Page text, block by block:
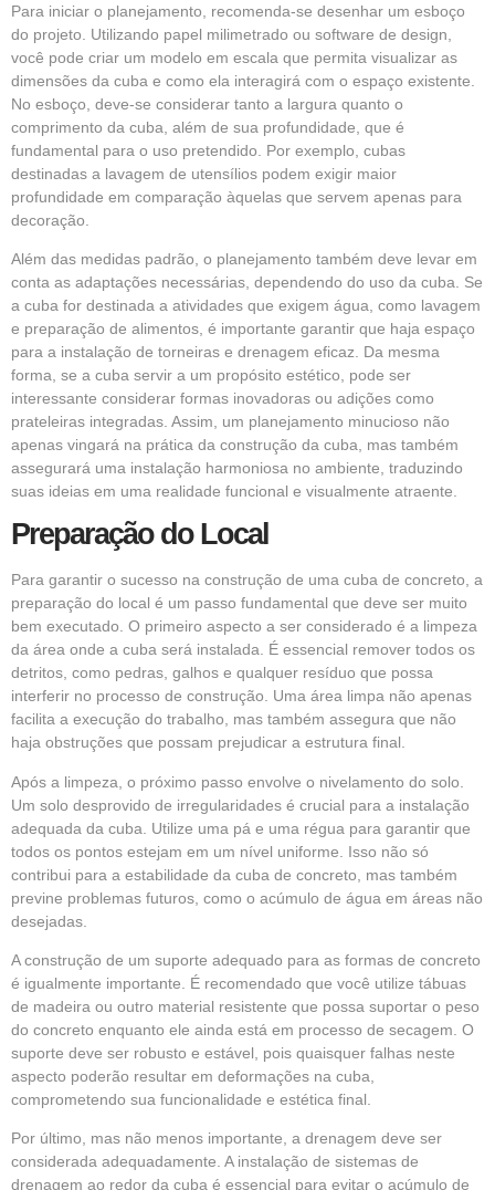
Para iniciar o planejamento, recomenda-se desenhar um esboço
do projeto. Utilizando papel milimetrado ou software de design,
você pode criar um modelo em escala que permita visualizar as
dimensões da cuba e como ela interagirá com o espaço existente.
No esboço, deve-se considerar tanto a largura quanto o
comprimento da cuba, além de sua profundidade, que é
fundamental para o uso pretendido. Por exemplo, cubas
destinadas a lavagem de utensílios podem exigir maior
profundidade em comparação àquelas que servem apenas para
decoração.
Além das medidas padrão, o planejamento também deve levar em
conta as adaptações necessárias, dependendo do uso da cuba. Se
a cuba for destinada a atividades que exigem água, como lavagem
e preparação de alimentos, é importante garantir que haja espaço
para a instalação de torneiras e drenagem eficaz. Da mesma
forma, se a cuba servir a um propósito estético, pode ser
interessante considerar formas inovadoras ou adições como
prateleiras integradas. Assim, um planejamento minucioso não
apenas vingará na prática da construção da cuba, mas também
assegurará uma instalação harmoniosa no ambiente, traduzindo
suas ideias em uma realidade funcional e visualmente atraente.
Preparação do Local
Para garantir o sucesso na construção de uma cuba de concreto, a
preparação do local é um passo fundamental que deve ser muito
bem executado. O primeiro aspecto a ser considerado é a limpeza
da área onde a cuba será instalada. É essencial remover todos os
detritos, como pedras, galhos e qualquer resíduo que possa
interferir no processo de construção. Uma área limpa não apenas
facilita a execução do trabalho, mas também assegura que não
haja obstruções que possam prejudicar a estrutura final.
Após a limpeza, o próximo passo envolve o nivelamento do solo.
Um solo desprovido de irregularidades é crucial para a instalação
adequada da cuba. Utilize uma pá e uma régua para garantir que
todos os pontos estejam em um nível uniforme. Isso não só
contribui para a estabilidade da cuba de concreto, mas também
previne problemas futuros, como o acúmulo de água em áreas não
desejadas.
A construção de um suporte adequado para as formas de concreto
é igualmente importante. É recomendado que você utilize tábuas
de madeira ou outro material resistente que possa suportar o peso
do concreto enquanto ele ainda está em processo de secagem. O
suporte deve ser robusto e estável, pois quaisquer falhas neste
aspecto poderão resultar em deformações na cuba,
comprometendo sua funcionalidade e estética final.
Por último, mas não menos importante, a drenagem deve ser
considerada adequadamente. A instalação de sistemas de
drenagem ao redor da cuba é essencial para evitar o acúmulo de